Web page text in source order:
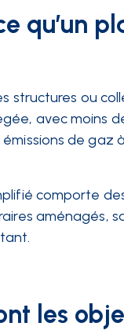
qu’un
structures ou
avec moins
de
comporte
aménagés,
les